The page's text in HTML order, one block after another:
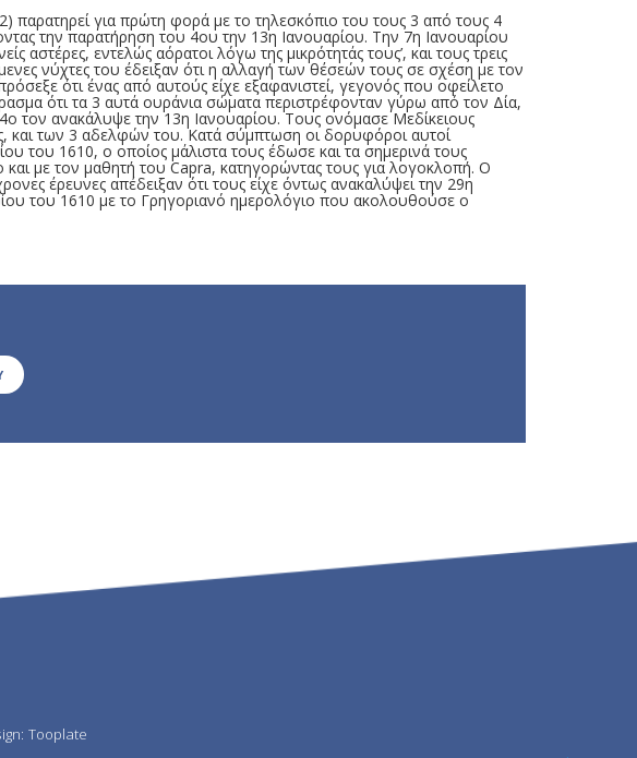
παρατηρεί για πρώτη φορά με το τηλεσκόπιο του τους 3 από τους 4
την παρατήρηση του 4ου την 13η Ιανουαρίου. Την 7η Ιανουαρίου
εντελώς αόρατοι λόγω της μικρότητάς τους’, και τους τρεις
νύχτες του έδειξαν ότι η αλλαγή των θέσεών τους σε σχέση με τον
ότι ένας από αυτούς είχε εξαφανιστεί, γεγονός που οφείλετο
ότι τα 3 αυτά ουράνια σώματα περιστρέφονταν γύρω από τον Δία,
τον ανακάλυψε την 13η Ιανουαρίου. Τους ονόμασε Μεδίκειους
και των 3 αδελφών του. Κατά σύμπτωση οι δορυφόροι αυτοί
του 1610, ο οποίος μάλιστα τους έδωσε και τα σημερινά τους
με τον μαθητή του Capra, κατηγορώντας τους για λογοκλοπή. Ο
έρευνες απέδειξαν ότι τους είχε όντως ανακαλύψει την 29η
του 1610 με το Γρηγοριανό ημερολόγιο που ακολουθούσε ο
Tooplate